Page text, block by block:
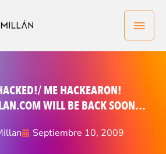
ME HACKEARON!
WILL BE BACK SOON…
Septiembre 10, 2009